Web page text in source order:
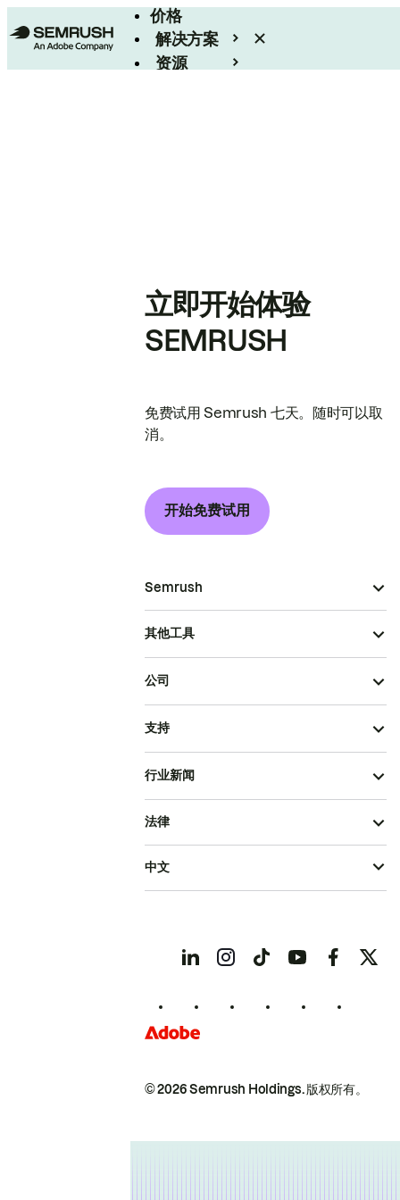
价格
解决方案
资源
立即开始体验
SEMRUSH
免费试用 Semrush 七天。随时可以取
消。
开始免费试用
Semrush
其他工具
公司
支持
行业新闻
© 2026 Semrush Holdings.版权所有。
法律
中文